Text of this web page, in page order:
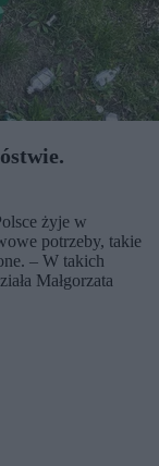
żyje w
potrzeby, takie
– W takich
Małgorzata